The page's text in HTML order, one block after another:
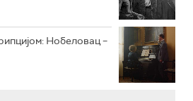
Нобеловац –